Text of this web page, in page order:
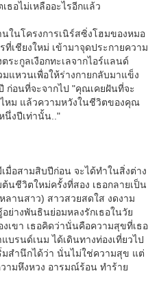
อไม่เหลืออะไรอีกแล้ว
โครงการเนิร์สซิ่งโฮมของหมอ
เชียงใหม่ เข้ามาจุดประกายความ
ระกูลเงือกทะเลจากไอร์แลนด์
แหวนเพื่อให้ร่างกายกลับมาแข็ง
ก่อนที่จะจากไป "คุณเคยฝันที่จะ
หม แล้วความหวังในชีวิตของคุณ
นึ่งปีเท่านั้น.."
สามสิบปีก่อน จะได้ทําในสิ่งต่าง
นชีวิตใหม่ครั้งที่สอง เธอกลายเป็น
ลานสาว) สาวสวยสดใส งดงาม
ย่างพันธินย่อมหลงรักเธอในวัย
เขา เธอคิดว่านั่นคือความสุขที่เธอ
บรนด์เนม ได้เดินทางท่องเที่ยวไป
มสํานึกได้ว่า นั่นไม่ใช่ความสุข แต่
ามหึงหวง อารมณ์ร้อน ทําร้าย